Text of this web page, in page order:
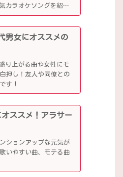
カラオケソングを紹介
男女にオススメの
り上がる曲や女性にモ
押し！友人や同僚との
す！
オススメ！アラサー
ションアップな元気が
いやすい曲、モテる曲